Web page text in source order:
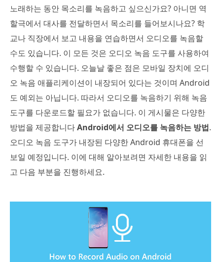
노래하는 동안 목소리를 녹음하고 싶으신가요? 아니면 역
할극에서 대사를 전달하면서 목소리를 들어보시나요? 학
교나 직장에서 보고 내용을 연습하면서 오디오를 녹음할
수도 있습니다. 이 모든 것은 오디오 녹음 도구를 사용하여
수행할 수 있습니다. 오늘날 좋은 점은 모바일 장치에 오디
오 녹음 애플리케이션이 내장되어 있다는 것이며 Android
도 예외는 아닙니다. 따라서 오디오를 녹음하기 위해 녹음
도구를 다운로드할 필요가 없습니다. 이 게시물은 다양한
방법을 제공합니다Android에서 오디오를 녹음하는 방법.
오디오 녹음 도구가 내장된 다양한 Android 휴대폰을 선
보일 예정입니다. 이에 대해 알아보려면 자세한 내용을 읽
고 다음 부분을 진행하세요.